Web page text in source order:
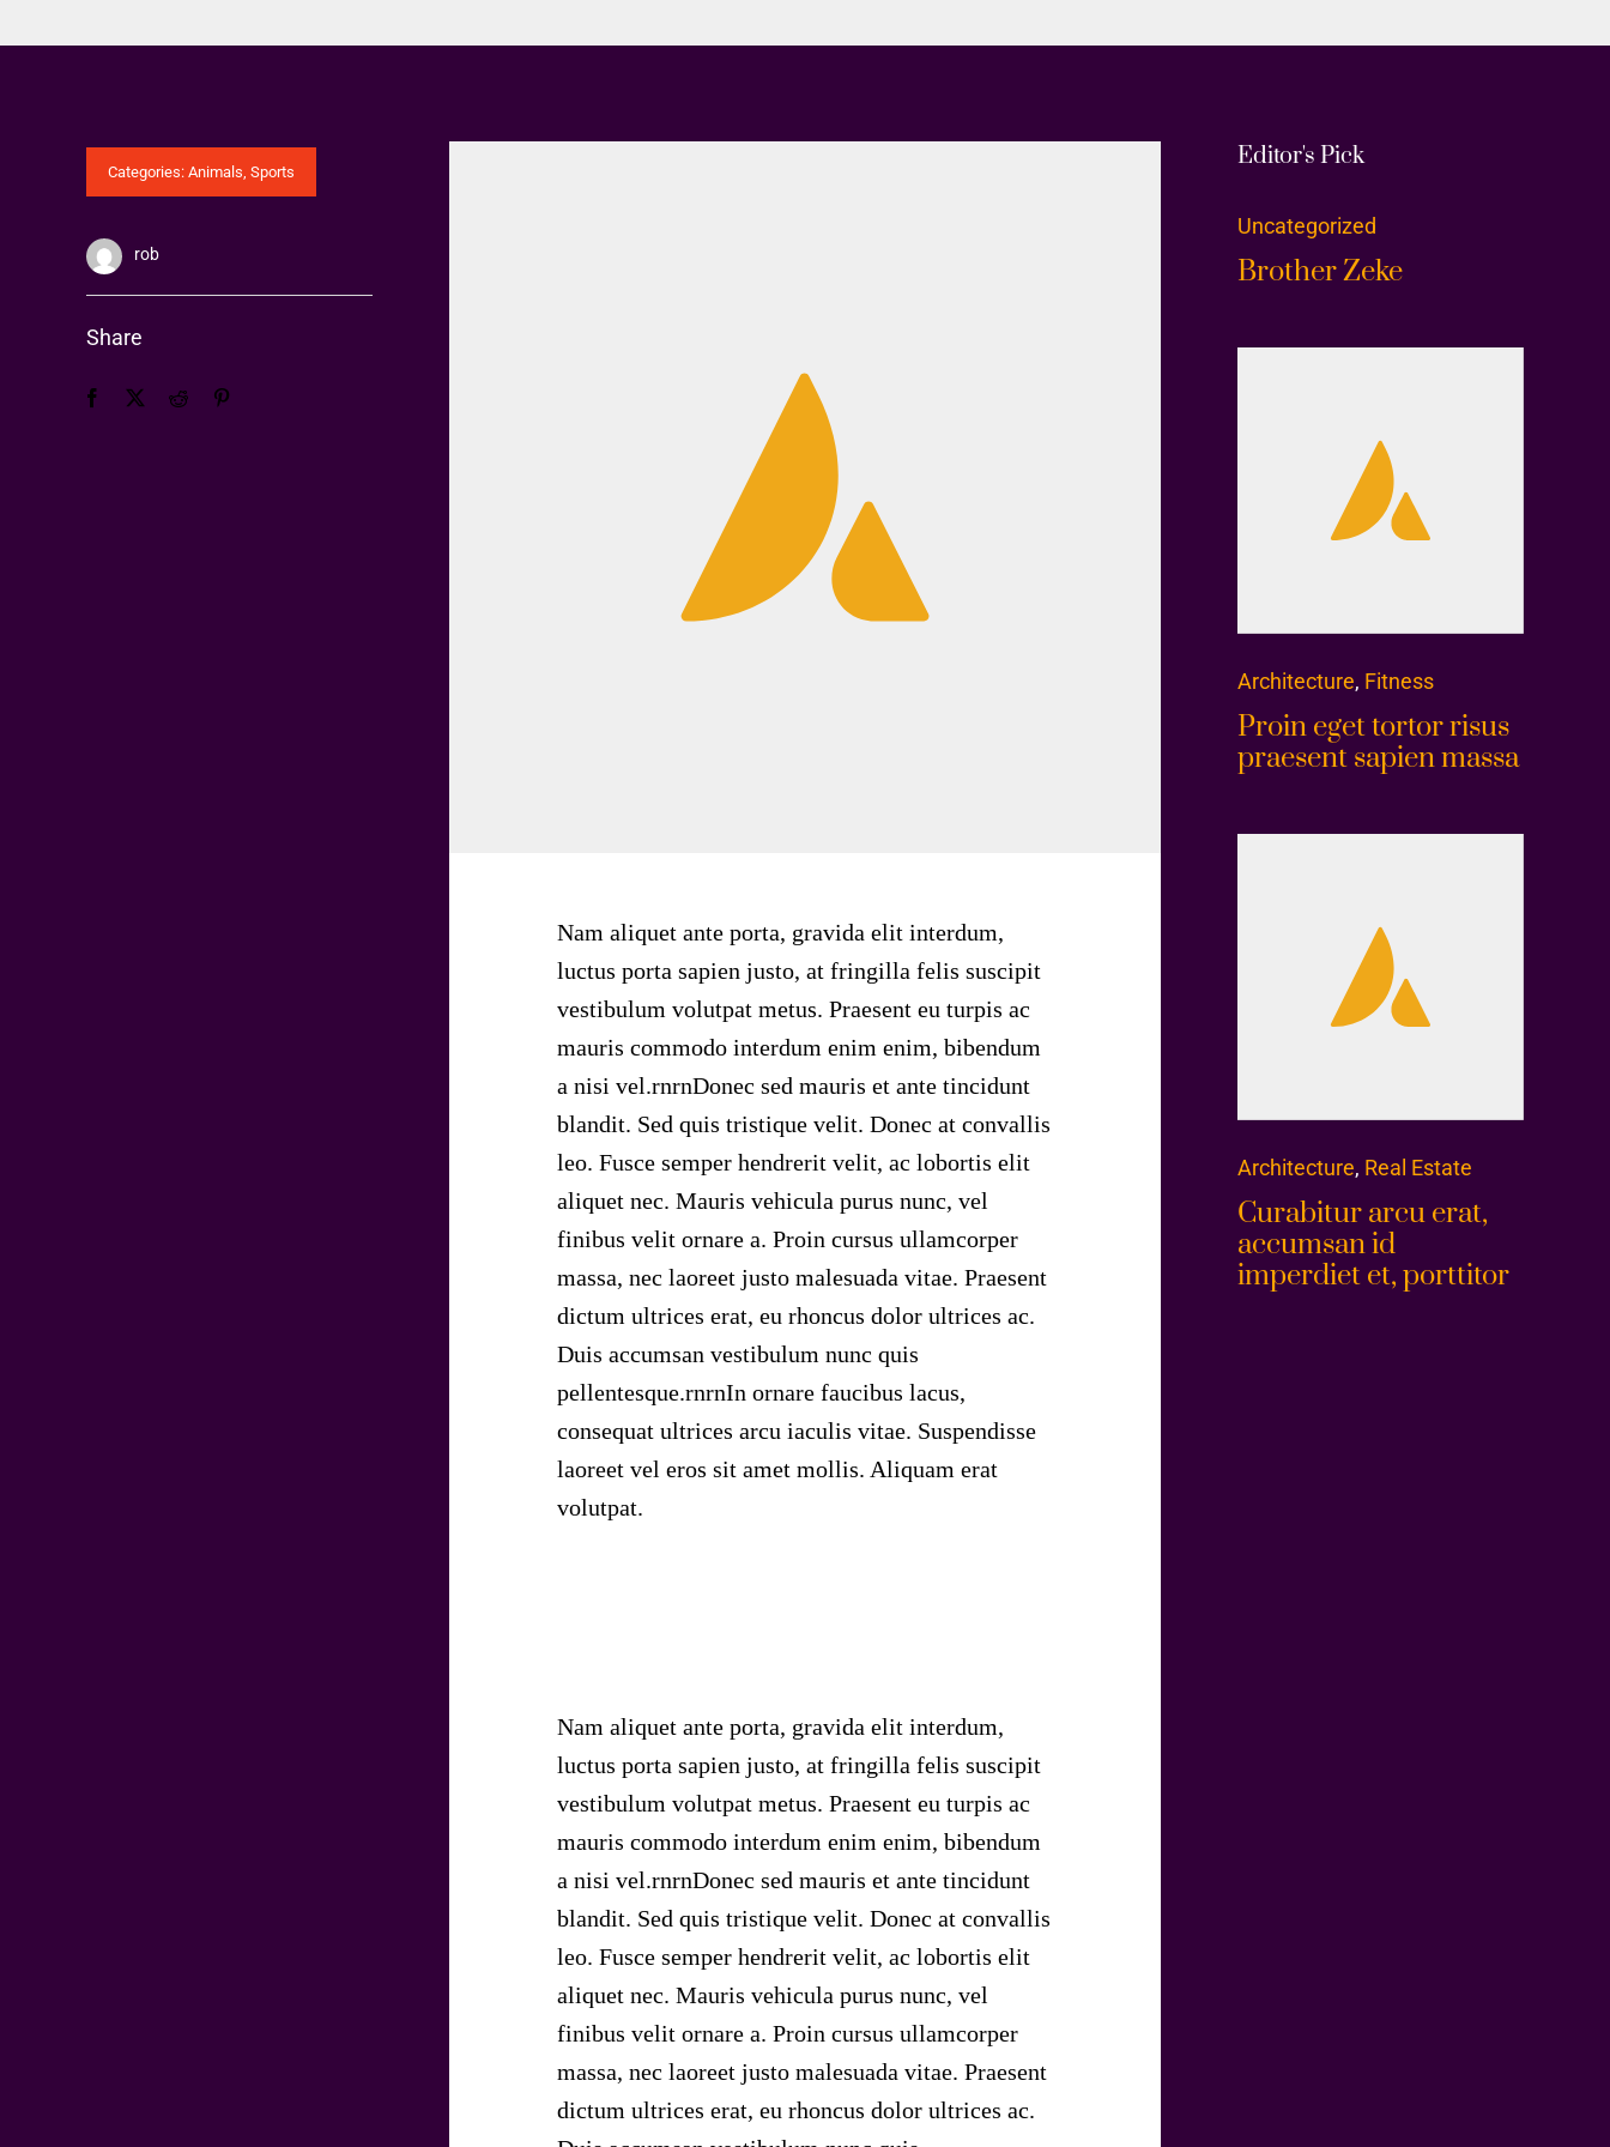
Categories: Animals, Sports
rob
Share
Nam aliquet ante porta, gravida elit interdum,
luctus porta sapien justo, at fringilla felis suscipit
vestibulum volutpat metus. Praesent eu turpis ac
mauris commodo interdum enim enim, bibendum
a nisi vel.rnrnDonec sed mauris et ante tincidunt
blandit. Sed quis tristique velit. Donec at convallis
leo. Fusce semper hendrerit velit, ac lobortis elit
aliquet nec. Mauris vehicula purus nunc, vel
finibus velit ornare a. Proin cursus ullamcorper
massa, nec laoreet justo malesuada vitae. Praesent
dictum ultrices erat, eu rhoncus dolor ultrices ac.
Duis accumsan vestibulum nunc quis
pellentesque.rnrnIn ornare faucibus lacus,
consequat ultrices arcu iaculis vitae. Suspendisse
laoreet vel eros sit amet mollis. Aliquam erat
volutpat.
Nam aliquet ante porta, gravida elit interdum,
luctus porta sapien justo, at fringilla felis suscipit
vestibulum volutpat metus. Praesent eu turpis ac
mauris commodo interdum enim enim, bibendum
a nisi vel.rnrnDonec sed mauris et ante tincidunt
blandit. Sed quis tristique velit. Donec at convallis
leo. Fusce semper hendrerit velit, ac lobortis elit
aliquet nec. Mauris vehicula purus nunc, vel
finibus velit ornare a. Proin cursus ullamcorper
massa, nec laoreet justo malesuada vitae. Praesent
dictum ultrices erat, eu rhoncus dolor ultrices ac.
Editor's Pick
Uncategorized
Brother Zeke
Architecture, Fitness
Proin eget tortor risus
praesent sapien massa
Architecture, Real Estate
Curabitur arcu erat,
accumsan id
imperdiet et, porttitor